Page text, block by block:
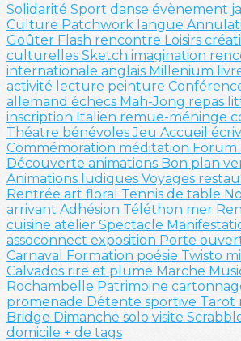
Solidarité Sport danse évènement
Culture Patchwork langue
Goûter Flash rencontre Loisirs
culturelles Sketch imagination
internationale anglais Millenium
activité lecture peinture
allemand échecs Mah-Jong repas
inscription Italien remue-méninge
Théatre bénévolesJeu Accueil
Commémoration méditation Forum
Découverte animations Bon plan
Animations ludiques Voyages
Rentrée art floral Tennis de table
arrivant Adhésion Téléthon mer
cuisine atelier Spectacle
assoconnect exposition Porte
Carnaval Formation poésie Twisto
Calvados rire et plume Marche
Rochambelle Patrimoine
promenade Détente sportive Tarot
Bridge Dimanche solo visite
domicile + de tags